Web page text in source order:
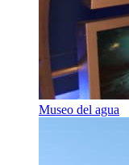
Museo del agua